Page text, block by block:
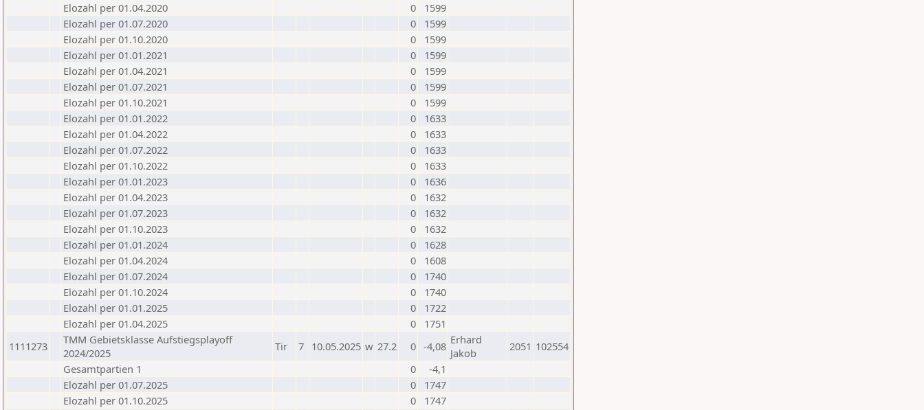
Elozahl per 01.04.2020
0
1599
Elozahl per 01.07.2020
0
1599
Elozahl per 01.10.2020
0
1599
Elozahl per 01.01.2021
0
1599
Elozahl per 01.04.2021
0
1599
Elozahl per 01.07.2021
0
1599
Elozahl per 01.10.2021
0
1599
Elozahl per 01.01.2022
0
1633
Elozahl per 01.04.2022
0
1633
Elozahl per 01.07.2022
0
1633
Elozahl per 01.10.2022
0
1633
Elozahl per 01.01.2023
0
1636
Elozahl per 01.04.2023
0
1632
Elozahl per 01.07.2023
0
1632
Elozahl per 01.10.2023
0
1632
Elozahl per 01.01.2024
0
1628
Elozahl per 01.04.2024
0
1608
Elozahl per 01.07.2024
0
1740
Elozahl per 01.10.2024
0
1740
Elozahl per 01.01.2025
0
1722
Elozahl per 01.04.2025
0
1751
1111273
TMM Gebietsklasse Aufstiegsplayoff
2024/2025
Tir 7 10.05.2025 w 27.2 0 -4,08 Erhard
Jakob
2051 102554
Gesamtpartien 1
0
-4,1
Elozahl per 01.07.2025
0
1747
Elozahl per 01.10.2025
0
1747